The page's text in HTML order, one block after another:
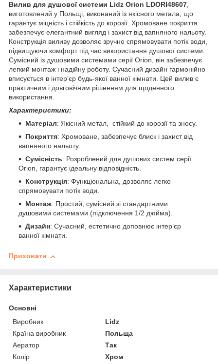
Вилив для душової системи Lidz Orion LDORI48607,
виготовлений у Польщі, виконаний із якісного метала, що
гарантує міцність і стійкість до корозії. Хромоване покриття
забезпечує елегантний вигляд і захист від вапняного нальоту.
Конструкція виливу дозволяє зручно спрямовувати потік води,
підвищуючи комфорт під час використання душової системи.
Сумісний із душовими системами серії Orion, він забезпечує
легкий монтаж і надійну роботу. Сучасний дизайн гармонійно
вписується в інтер’єр будь-якої ванної кімнати. Цей вилив є
практичним і довговічним рішенням для щоденного
використання.
Характеристики:
Матеріал: Якісний метал, стійкий до корозії та зносу.
Покриття: Хромоване, забезпечує блиск і захист від
вапняного нальоту.
Сумісність: Розроблений для душових систем серії
Orion, гарантує ідеальну відповідність.
Конструкція: Функціональна, дозволяє легко
спрямовувати потік води.
Монтаж: Простий, сумісний зі стандартними
душовими системами (підключення 1/2 дюйма).
Дизайн: Сучасний, естетично доповнює інтер’єр
ванної кімнати.
Приховати
Характеристики
Основні
Виробник
Lidz
Країна виробник
Польща
Аератор
Так
Колір
Хром